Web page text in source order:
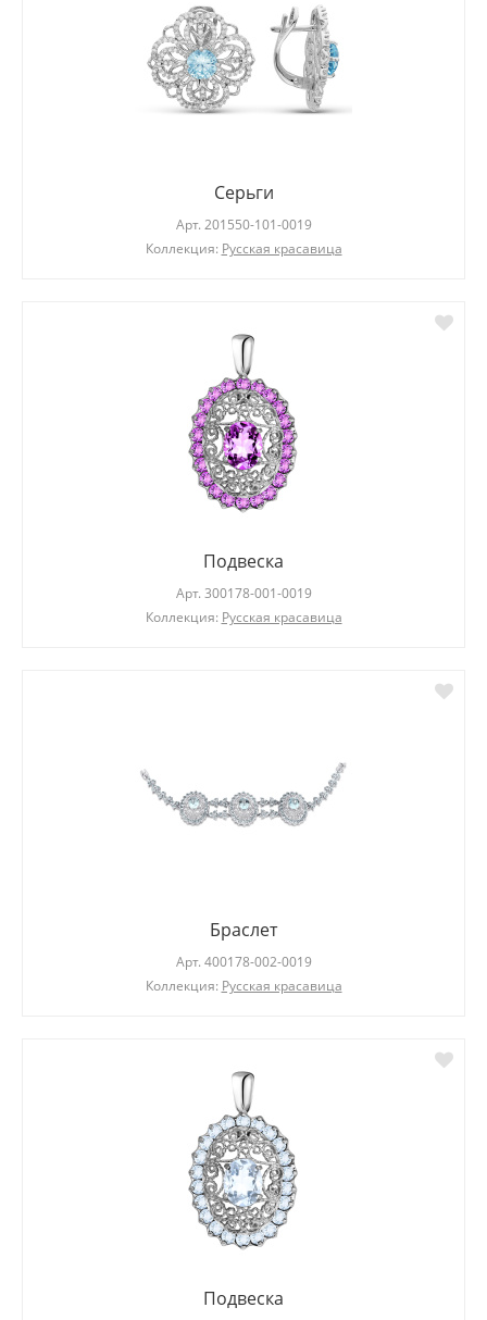
Серьги
Арт. 201550-101-0019
Коллекция: Русская красавица
Подвеска
Арт. 300178-001-0019
Коллекция: Русская красавица
Браслет
Арт. 400178-002-0019
Коллекция: Русская красавица
Подвеска